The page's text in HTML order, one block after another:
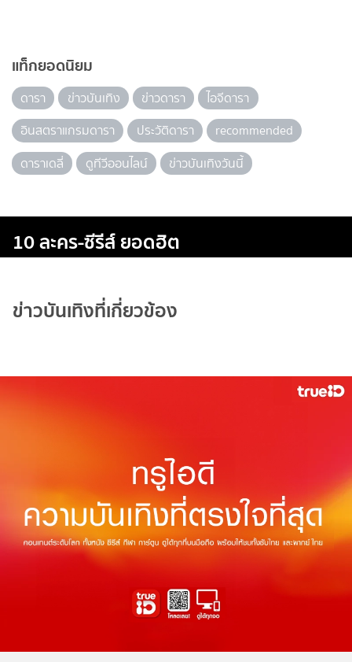
แท็กยอดนิยม
ดารา ข่าวบันเทิง ข่าวดารา
ไอจีดารา
อินสตราแกรมดารา
ประวัติดารา
recommended
ดาราเดลี่
ดูทีวีออนไลน์ ข่าวบันเทิงวันนี้
10 ละคร-ซีรีส์ ยอดฮิต
ข่าวบันเทิงที่เกี่ยวข้อง